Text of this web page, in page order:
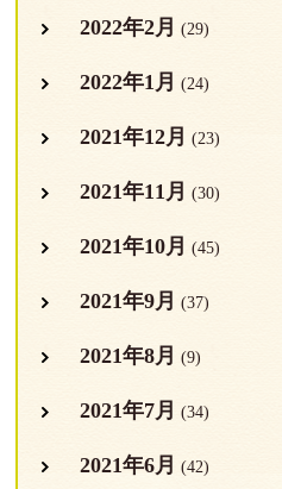
2022年2月 (29)
2022年1月 (24)
2021年12月 (23)
2021年11月 (30)
2021年10月 (45)
2021年9月 (37)
2021年8月 (9)
2021年7月 (34)
2021年6月 (42)